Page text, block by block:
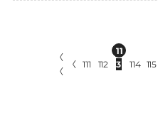
〈
〈
〈 111 112
11
3
114 115